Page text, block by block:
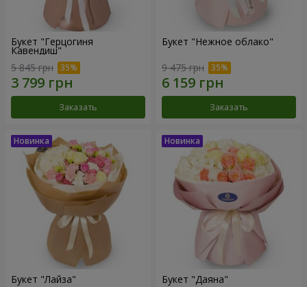
Букет "Герцогиня
Кавендиш"
5 845 грн
Заказать
Букет "Нежное облако"
9 475 грн
Заказать
Букет "Лайза" Букет "Даяна"